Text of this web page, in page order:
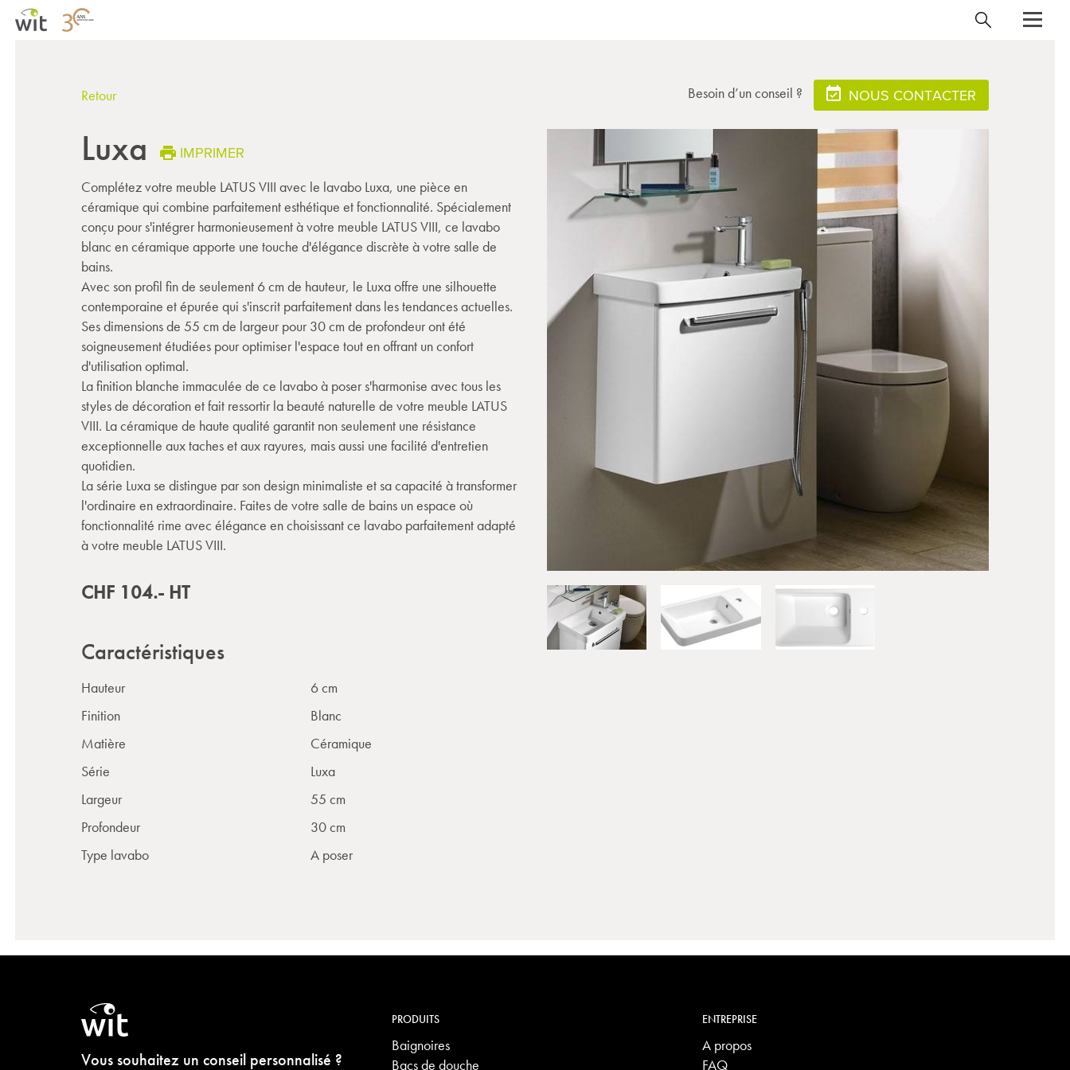
Retour Besoin d’un conseil ? NOUS CONTACTER
Luxa IMPRIMER
Complétez votre meuble LATUS VIII avec le lavabo Luxa, une pièce en
céramique qui combine parfaitement esthétique et fonctionnalité. Spécialement
conçu pour s'intégrer harmonieusement à votre meuble LATUS VIII, ce lavabo
blanc en céramique apporte une touche d'élégance discrète à votre salle de
bains.
Avec son profil fin de seulement 6 cm de hauteur, le Luxa offre une silhouette
contemporaine et épurée qui s'inscrit parfaitement dans les tendances actuelles.
Ses dimensions de 55 cm de largeur pour 30 cm de profondeur ont été
soigneusement étudiées pour optimiser l'espace tout en offrant un confort
d'utilisation optimal.
La finition blanche immaculée de ce lavabo à poser s'harmonise avec tous les
styles de décoration et fait ressortir la beauté naturelle de votre meuble LATUS
VIII. La céramique de haute qualité garantit non seulement une résistance
exceptionnelle aux taches et aux rayures, mais aussi une facilité d'entretien
quotidien.
La série Luxa se distingue par son design minimaliste et sa capacité à transformer
l'ordinaire en extraordinaire. Faites de votre salle de bains un espace où
fonctionnalité rime avec élégance en choisissant ce lavabo parfaitement adapté
à votre meuble LATUS VIII.
CHF 104.- HT
Caractéristiques
Hauteur
6 cm
Finition
Blanc
Matière
Céramique
Série
Luxa
Largeur
55 cm
Profondeur
30 cm
Type lavabo
A poser
Vous souhaitez un conseil personnalisé ?
PRODUITS
Baignoires
Bacs de douche
ENTREPRISE
A propos
FAQ